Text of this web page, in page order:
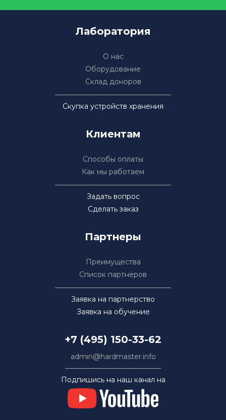
Лаборатория
О нас
Оборудование
Склад доноров
Скупка устройств хранения
Клиентам
Способы оплаты
Как мы работаем
Задать вопрос
Сделать заказ
Партнеры
Преимущества
Список партнёров
Заявка на партнерство
Заявка на обучение
+7 (495) 150-33-62
admin@hardmaster.info
Подпишись на наш канал на